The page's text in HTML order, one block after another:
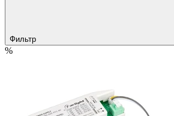
Фильтр
%